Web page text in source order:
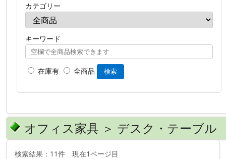
カテゴリー
キーワード
在庫有 全商品 検索
オフィス家具 ＞ デスク・テーブル
検索結果：11件 現在1ページ目